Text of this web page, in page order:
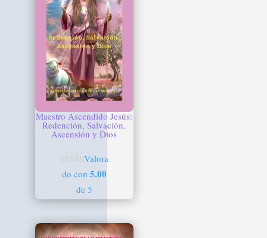
Maestro Ascendido Jesús:
Redención, Salvación,
Ascensión y Dios
Valora
do con 5.00
de 5